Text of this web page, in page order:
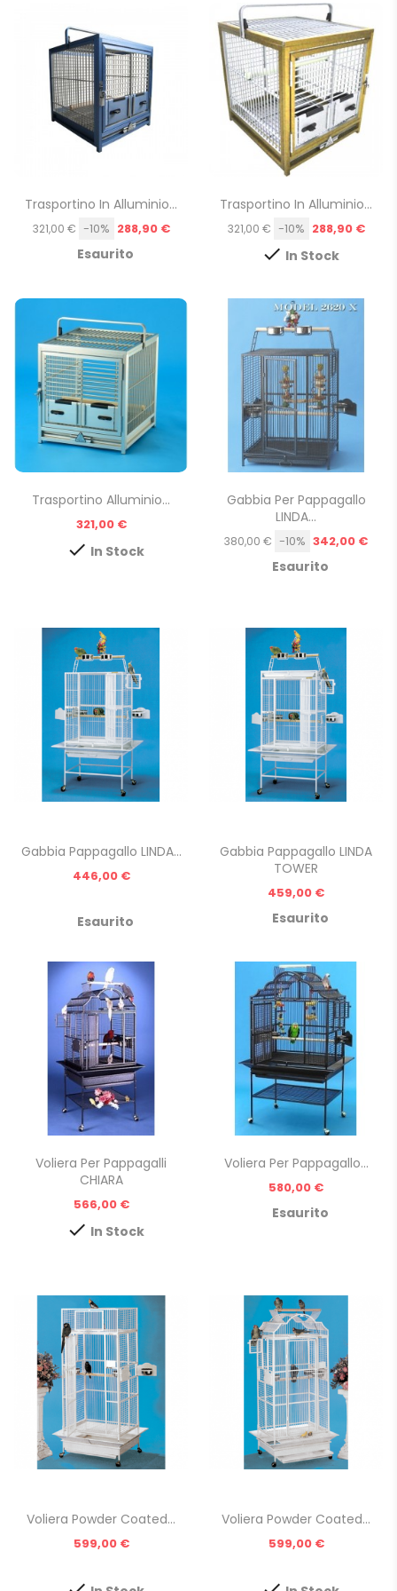
Trasportino In Alluminio...
321,00 € -10% Prezzo
288,90 €
Esaurito
Trasportino In Alluminio...
321,00 € -10% Prezzo
288,90 €
 In Stock
Trasportino Alluminio...
Prezzo
321,00 €
 In Stock
Gabbia Per Pappagallo
LINDA...
380,00 € -10% Prezzo
342,00 €
Esaurito
Gabbia Pappagallo LINDA...
Prezzo
446,00 €
Esaurito
Gabbia Pappagallo LINDA
TOWER
Prezzo
459,00 €
Esaurito
Voliera Per Pappagalli
CHIARA
Prezzo
566,00 €
 In Stock
Voliera Per Pappagallo...
Prezzo
580,00 €
Esaurito
Voliera Powder Coated...
Prezzo
599,00 €
Voliera Powder Coated...
Prezzo
599,00 €